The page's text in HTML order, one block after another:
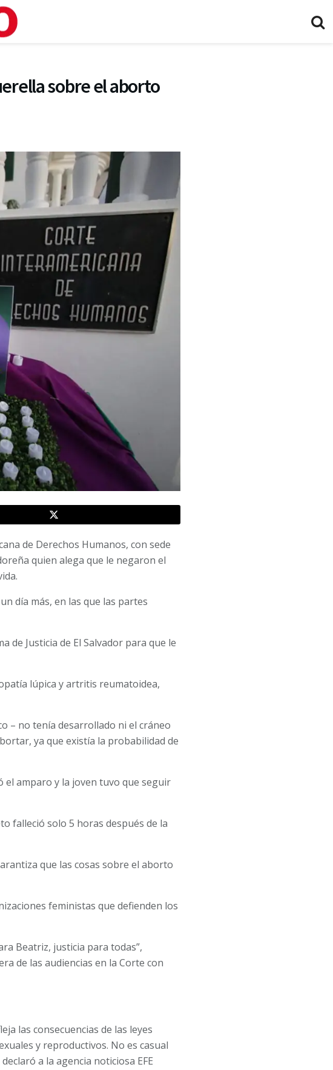
sobre el aborto
de Derechos Humanos, con sede
quien alega que le negaron el
día más, en las que las partes
de Justicia de El Salvador para que le
lúpica y artritis reumatoidea,
– no tenía desarrollado ni el cráneo
ya que existía la probabilidad de
el amparo y la joven tuvo que seguir
falleció solo 5 horas después de la
que las cosas sobre el aborto
feministas que defienden los
Beatriz, justicia para todas”,
de las audiencias en la Corte con
las consecuencias de las leyes
y reproductivos. No es casual
a la agencia noticiosa EFE